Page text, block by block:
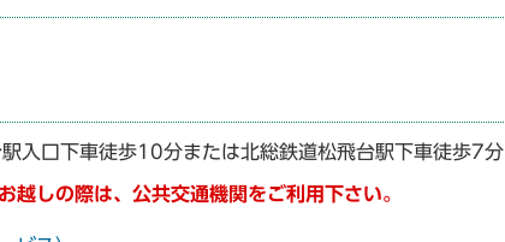
入口下車徒歩10分または北総鉄道松飛台駅下車徒歩7分
しの際は、公共交通機関をご利用下さい。